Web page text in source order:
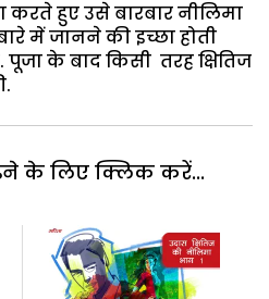
करते हुए उसे बारबार नीलिमा
में जानने की इच्छा होती
पूजा के बाद किसी तरह क्षितिज
के लिए क्लिक करें...